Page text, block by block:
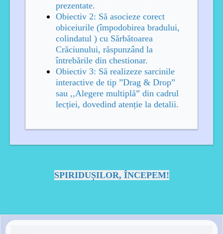
prezentate.
Obiectiv 2: Să asocieze corect
obiceiurile (împodobirea bradului,
colindatul ) cu Sărbătoarea
Crăciunului, răspunzând la
întrebările din chestionar.
Obiectiv 3: Să realizeze sarcinile
interactive de tip ”Drag & Drop”
sau ,,Alegere multiplă” din cadrul
lecției, dovedind atenție la detalii.
SPIRIDUȘILOR, ÎNCEPEM!